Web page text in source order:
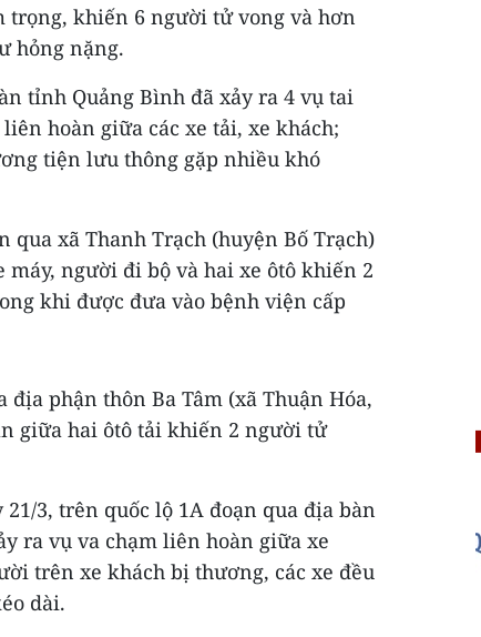
trọng, khiến 6 người tử vong và hơn
hỏng nặng.
tỉnh Quảng Bình đã xảy ra 4 vụ tai
hoàn giữa các xe tải, xe khách;
tiện lưu thông gặp nhiều khó
qua xã Thanh Trạch (huyện Bố Trạch)
người đi bộ và hai xe ôtô khiến 2
khi được đưa vào bệnh viện cấp
địa phận thôn Ba Tâm (xã Thuận Hóa,
giữa hai ôtô tải khiến 2 người tử
3, trên quốc lộ 1A đoạn qua địa bàn
ra vụ va chạm liên hoàn giữa xe
trên xe khách bị thương, các xe đều
dài.